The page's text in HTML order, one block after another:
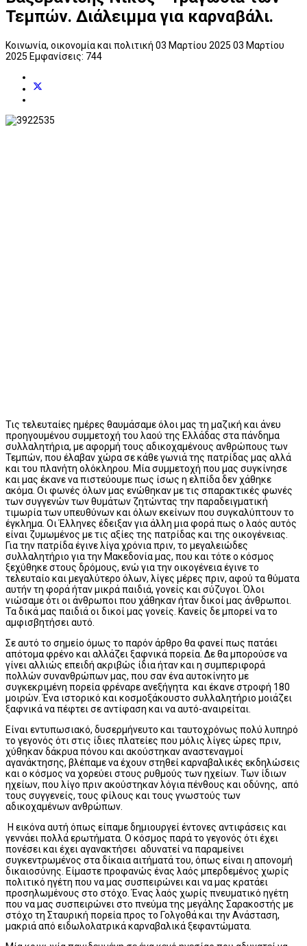
Τεμπών. Διάλειμμα για καρναβάλι.
Κοινωνία, οικονομία και πολιτική 03 Μαρτίου 2025 03 Μαρτίου
2025 Εμφανίσεις: 744
Τις τελευταίες ημέρες θαυμάσαμε όλοι μας τη μαζική και άνευ
προηγουμένου συμμετοχή του λαού της Ελλάδας στα πάνδημα
συλλαλητήρια, με αφορμή τους αδικοχαμένους ανθρώπους των
Τεμπών, που έλαβαν χώρα σε κάθε γωνιά της πατρίδας μας αλλά
και του πλανήτη ολόκληρου. Μία συμμετοχή που μας συγκίνησε
και μας έκανε να πιστεύουμε πως ίσως η ελπίδα δεν χάθηκε
ακόμα. Οι φωνές όλων μας ενώθηκαν με τις σπαρακτικές φωνές
των συγγενών των θυμάτων ζητώντας την παραδειγματική
τιμωρία των υπευθύνων και όλων εκείνων που συγκαλύπτουν το
έγκλημα. Οι Έλληνες έδειξαν για άλλη μια φορά πως ο λαός αυτός
είναι ζυμωμένος με τις αξίες της πατρίδας και της οικογένειας.
Για την πατρίδα έγινε λίγα χρόνια πριν, το μεγαλειώδες
συλλαλητήριο για την Μακεδονία μας, που και τότε ο κόσμος
ξεχύθηκε στους δρόμους, ενώ για την οικογένεια έγινε το
τελευταίο και μεγαλύτερο όλων, λίγες μέρες πριν, αφού τα θύματα
αυτήν τη φορά ήταν μικρά παιδιά, γονείς και σύζυγοι. Όλοι
νιώσαμε ότι οι άνθρωποι που χάθηκαν ήταν δικοί μας άνθρωποι.
Τα δικά μας παιδιά οι δικοί μας γονείς. Κανείς δε μπορεί να το
αμφισβητήσει αυτό.
Σε αυτό το σημείο όμως το παρόν άρθρο θα φανεί πως πατάει
απότομα φρένο και αλλάζει ξαφνικά πορεία. Δε θα μπορούσε να
γίνει αλλιώς επειδή ακριβώς ίδια ήταν και η συμπεριφορά
πολλών συνανθρώπων μας, που σαν ένα αυτοκίνητο με
συγκεκριμένη πορεία φρέναρε ανεξήγητα και έκανε στροφή 180
μοιρών. Ένα ιστορικό και κοσμοξάκουστο συλλαλητήριο μοιάζει
ξαφνικά να πέφτει σε αντίφαση και να αυτό-αναιρείται.
Είναι εντυπωσιακό, δυσερμήνευτο και ταυτοχρόνως πολύ λυπηρό
το γεγονός ότι στις ίδιες πλατείες που μόλις λίγες ώρες πριν,
χύθηκαν δάκρυα πόνου και ακούστηκαν αναστεναγμοί
αγανάκτησης, βλέπαμε να έχουν στηθεί καρναβαλικές εκδηλώσεις
και ο κόσμος να χορεύει στους ρυθμούς των ηχείων. Των ίδιων
ηχείων, που λίγο πριν ακούστηκαν λόγια πένθους και οδύνης, από
τους συγγενείς, τους φίλους και τους γνωστούς των
αδικοχαμένων ανθρώπων.
Η εικόνα αυτή όπως είπαμε δημιουργεί έντονες αντιφάσεις και
γεννάει πολλά ερωτήματα. Ο κόσμος παρά το γεγονός ότι έχει
πονέσει και έχει αγανακτήσει αδυνατεί να παραμείνει
συγκεντρωμένος στα δίκαια αιτήματά του, όπως είναι η απονομή
δικαιοσύνης. Είμαστε προφανώς ένας λαός μπερδεμένος χωρίς
πολιτικό ηγέτη που να μας συσπειρώνει και να μας κρατάει
προσηλωμένους στο στόχο. Ένας λαός χωρίς πνευματικό ηγέτη
που να μας συσπειρώνει στο πνεύμα της μεγάλης Σαρακοστής με
στόχο τη Σταυρική πορεία προς το Γολγοθά και την Ανάσταση,
μακριά από ειδωλολατρικά καρναβαλικά ξεφαντώματα.